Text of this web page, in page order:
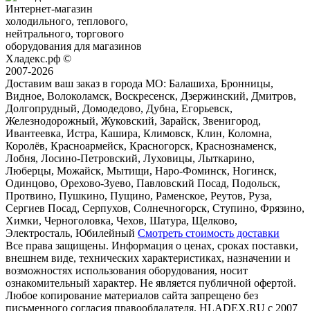
Интернет-магазин
холодильного, теплового,
нейтрального, торгового
оборудования для магазинов
Хладекс.рф ©
2007-2026
Доставим ваш заказ в города МО: Балашиха, Бронницы,
Видное, Волоколамск, Воскресенск, Дзержинский, Дмитров,
Долгопрудный, Домодедово, Дубна, Егорьевск,
Железнодорожный, Жуковский, Зарайск, Звенигород,
Ивантеевка, Истра, Кашира, Климовск, Клин, Коломна,
Королёв, Красноармейск, Красногорск, Краснознаменск,
Лобня, Лосино-Петровский, Луховицы, Лыткарино,
Люберцы, Можайск, Мытищи, Наро-Фоминск, Ногинск,
Одинцово, Орехово-Зуево, Павловский Посад, Подольск,
Протвино, Пушкино, Пущино, Раменское, Реутов, Руза,
Сергиев Посад, Серпухов, Солнечногорск, Ступино, Фрязино,
Химки, Черноголовка, Чехов, Шатура, Щелково,
Электросталь, Юбилейный Смотреть стоимость доставки
Все права защищены. Информация о ценах, сроках поставки,
внешнем виде, технических характеристиках, назначении и
возможностях использования оборудования, носит
ознакомительный характер. Не является публичной офертой.
Любое копирование материалов сайта запрещено без
письменного согласия правообладателя. HLADEX.RU c 2007